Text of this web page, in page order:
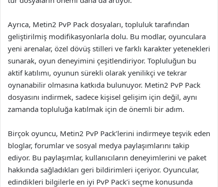
Ayrıca, Metin2 PvP Pack dosyaları, topluluk tarafından
geliştirilmiş modifikasyonlarla dolu. Bu modlar, oyunculara
yeni arenalar, özel dövüş stilleri ve farklı karakter yetenekleri
sunarak, oyun deneyimini çeşitlendiriyor. Topluluğun bu
aktif katılımı, oyunun sürekli olarak yenilikçi ve tekrar
oynanabilir olmasına katkıda bulunuyor. Metin2 PvP Pack
dosyasını indirmek, sadece kişisel gelişim için değil, aynı
zamanda topluluğa katılmak için de önemli bir adım.
Birçok oyuncu, Metin2 PvP Pack’lerini indirmeye teşvik eden
bloglar, forumlar ve sosyal medya paylaşımlarını takip
ediyor. Bu paylaşımlar, kullanıcıların deneyimlerini ve paket
hakkında sağladıkları geri bildirimleri içeriyor. Oyuncular,
edindikleri bilgilerle en iyi PvP Pack’i seçme konusunda